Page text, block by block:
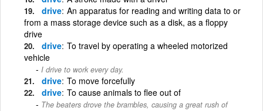
drive An apparatus for reading and writing data to or
from a mass storage device such as a disk, as a floppy
drive
drive To travel by operating a wheeled motorized
vehicle
I drive to work every day.
drive To move forcefully
drive To cause animals to flee out of
The beaters drove the brambles, causing a great rush of